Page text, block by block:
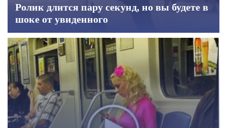
Ролик длится пару секунд, но вы будете в
шоке от увиденного